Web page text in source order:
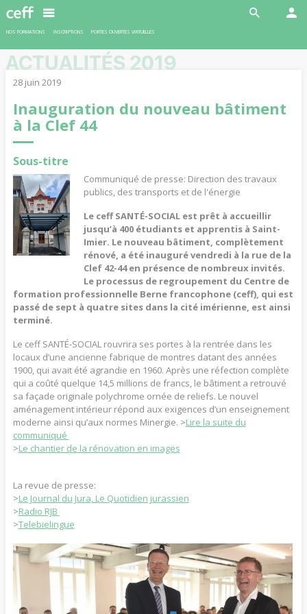
NOS FORMATIONS INSCRIPTIONS PORTES OUVERTES VIRTUELLES
ACTUALITÉS 2019
28 juin 2019
Inauguration du nouveau bâtiment
à la Clef 44
Sous-titre
Communiqué de presse: Direction des travaux
publics, des transports et de l'énergie
Le ceff SANTÉ-SOCIAL est prêt à accueillir
jusqu’à 400 étudiants et apprentis à Saint-
Imier. Le nouveau bâtiment, complètement
rénové, a été inauguré vendredi à la rue de la
Clef 42-44 en présence de nombreux invités.
Le processus de regroupement du Centre de
formation professionnelle Berne francophone (ceff), qui est
passé de sept à quatre sites dans la cité imérienne, est ainsi
terminé.
Le ceff SANTÉ-SOCIAL rouvrira ses portes à la rentrée dans les
locaux d’une ancienne fabrique de montres datant des années
1900, qui avait été agrandie en 1960. Après une réfection complète
qui a coûté quelque 14,5 millions de francs, le bâtiment a retrouvé
sa façade originale polychrome ornée de reliefs. Le nouvel
aménagement intérieur répond aux exigences d’un enseignement
moderne ainsi qu’aux normes Minergie. >Lire la suite du
communiqué
>Le chantier de la rénovation en images
La revue de presse:
>Le Journal du Jura, Le Quotidien jurassien
>Radio RJB
>Telebielingue